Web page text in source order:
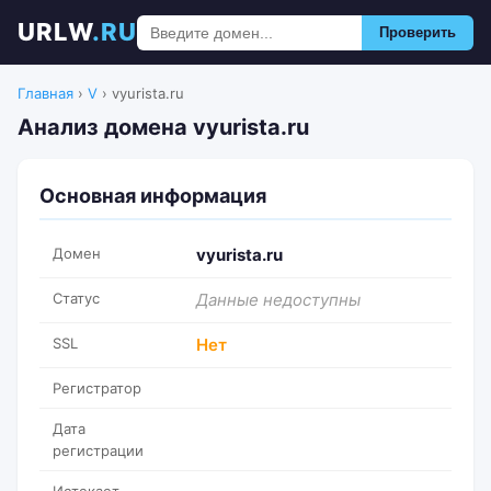
URLW.RU Проверить
Главная › V › vyurista.ru
Анализ домена vyurista.ru
Основная информация
Домен vyurista.ru
Статус Данные недоступны
SSL Нет
Регистратор
Дата
регистрации